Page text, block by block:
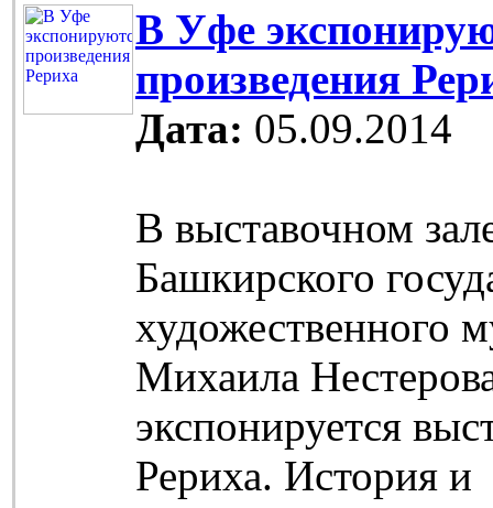
В Уфе
произведения
Дата: 05.09.2014
В выставочном
Башкирского
художественного
Михаила
экспонируется
Рериха. История и